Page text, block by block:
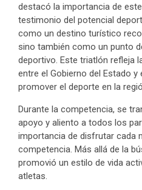
destacó la importancia de
testimonio del potencial
como un destino turístico
sino también como un punto
deportivo. Este triatlón refleja
entre el Gobierno del Estado y
promover el deporte en la
Durante la competencia, se
apoyo y aliento a todos los
importancia de disfrutar cada
competencia. Más allá de la
promovió un estilo de vida
atletas.